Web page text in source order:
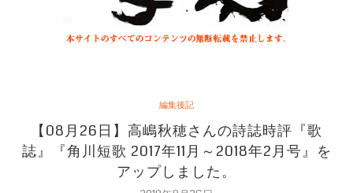
編集後記
【08月26日】高嶋秋穂さんの詩誌時評『歌
誌』『角川短歌 2017年11月～2018年2月号』を
アップしました。